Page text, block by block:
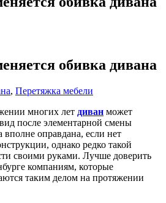
обивка дивана
, Перетяжка мебели
многих лет диван может
после элементарной смены
оправдана, если нет
однако редко такой
своими руками. Лучше доверить
компаниям, которые
таким делом на протяжении